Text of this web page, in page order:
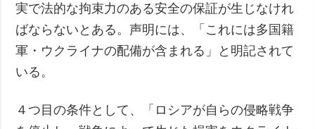
実で法的な拘束力のある安全の保証が生じなけれ
ばならないとある。声明には、「これには多国籍
軍・ウクライナの配備が含まれる」と明記されて
いる。
４つ目の条件として、「ロシアが自らの侵略戦争